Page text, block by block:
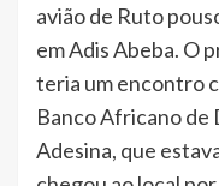
avião de Ruto
em Adis Abeba. O
teria um encontro
Banco Africano
Adesina, que